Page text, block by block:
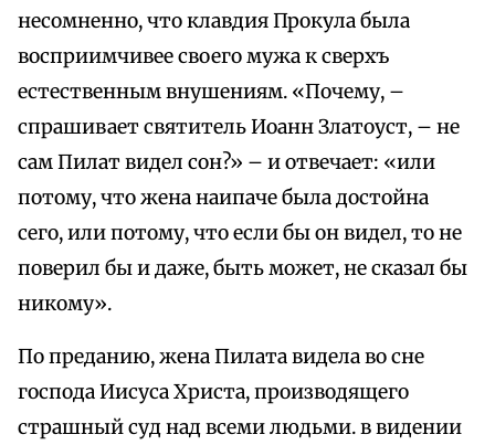
несомненно, что клавдия Прокула была
восприимчивее своего мужа к сверхъ
естественным внушениям. «Почему, –
спрашивает святитель Иоанн Златоуст, – не
сам Пилат видел сон?» – и отвечает: «или
потому, что жена наипаче была достойна
сего, или потому, что если бы он видел, то не
поверил бы и даже, быть может, не сказал бы
никому».
По преданию, жена Пилата видела во сне
господа Иисуса Христа, производящего
страшный суд над всеми людьми. в видении